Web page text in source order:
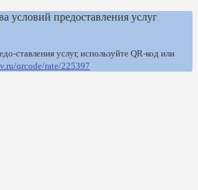
условий предоставления услуг
ставления услуг, используйте QR-код или
qrcode/rate/225397